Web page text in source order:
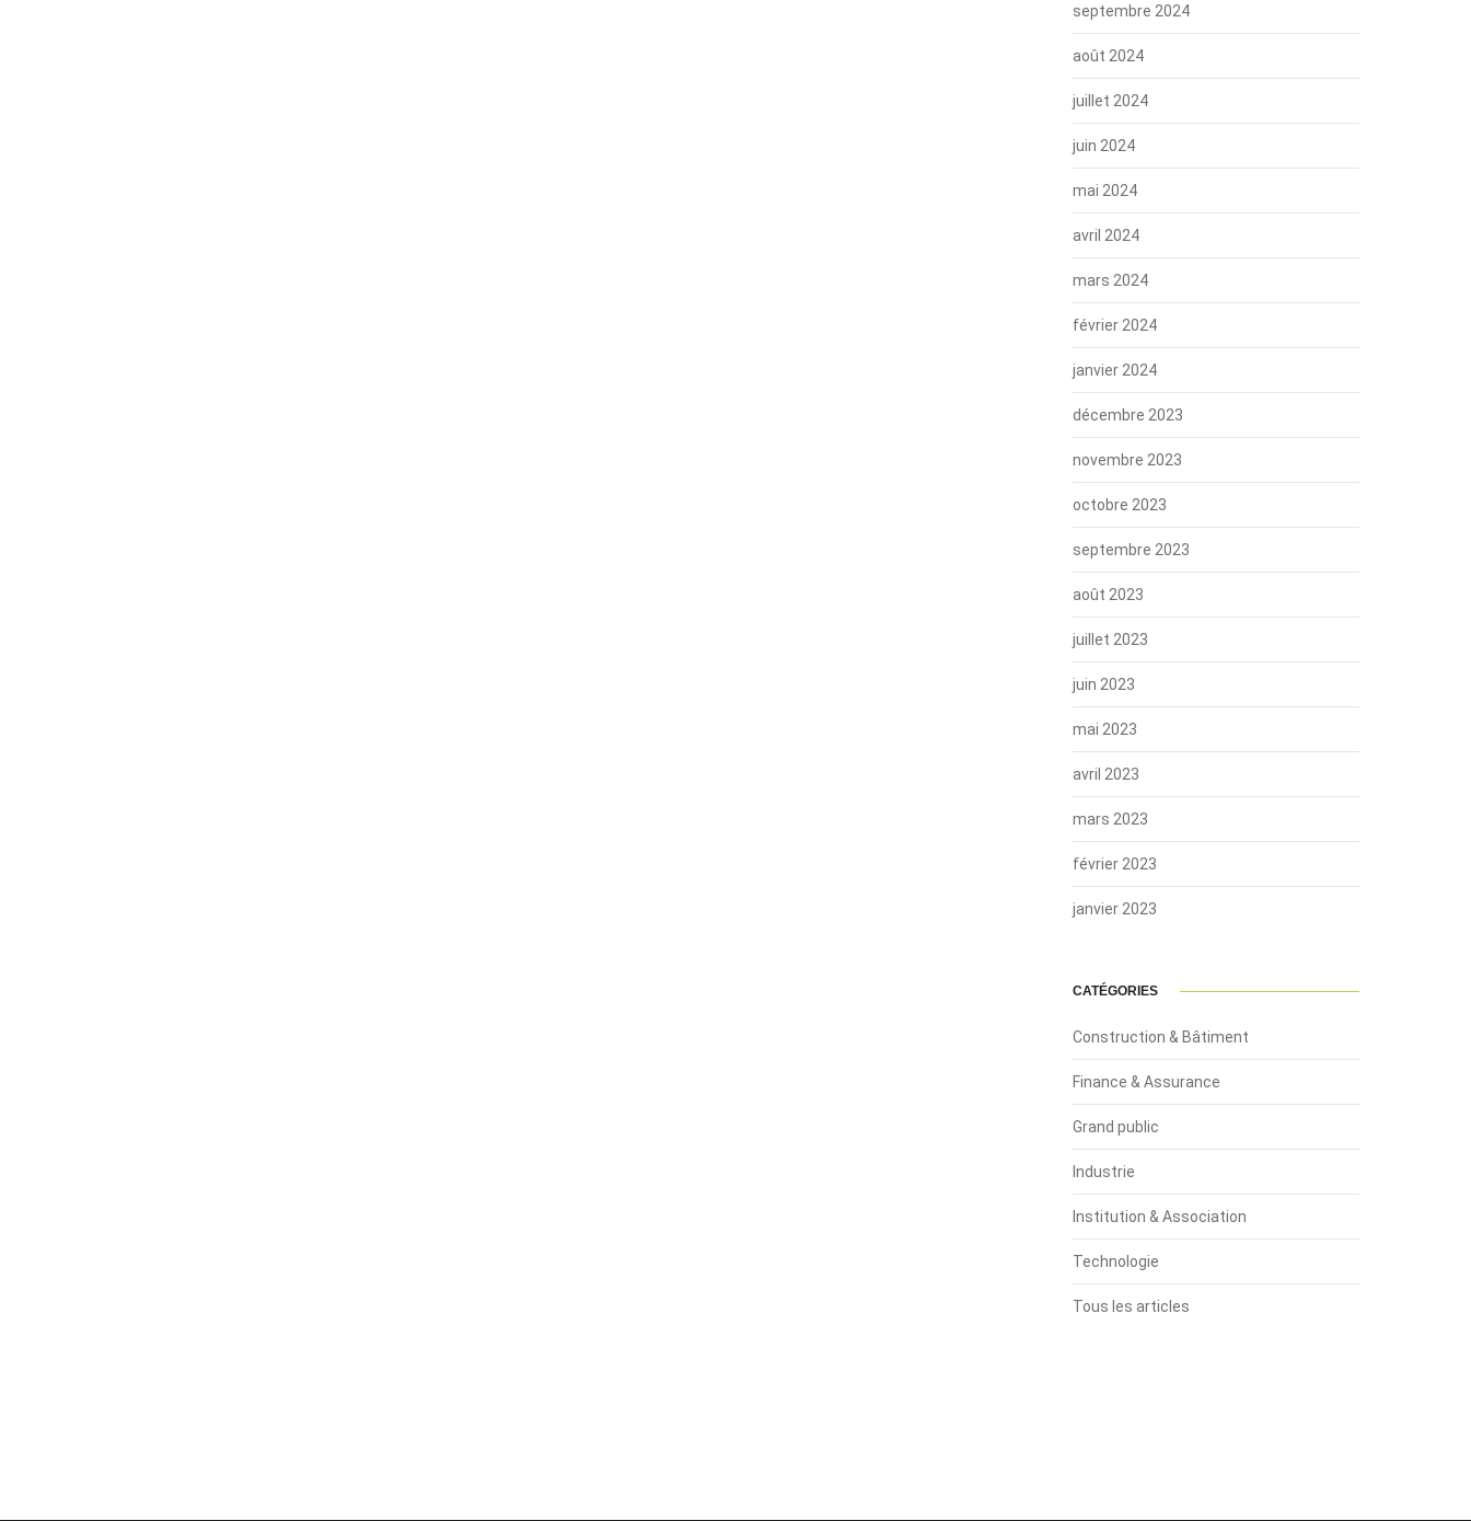
septembre 2024
août 2024
juillet 2024
juin 2024
mai 2024
avril 2024
mars 2024
février 2024
janvier 2024
décembre 2023
novembre 2023
octobre 2023
septembre 2023
août 2023
juillet 2023
juin 2023
mai 2023
avril 2023
mars 2023
février 2023
janvier 2023
CATÉGORIES
Construction & Bâtiment
Finance & Assurance
Grand public
Industrie
Institution & Association
Technologie
Tous les articles